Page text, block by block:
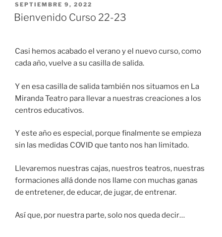
SEPTIEMBRE 9, 2022
Bienvenido Curso 22-23
Casi hemos acabado el verano y el nuevo curso, como
cada año, vuelve a su casilla de salida.
Y en esa casilla de salida también nos situamos en La
Miranda Teatro para llevar a nuestras creaciones a los
centros educativos.
Y este año es especial, porque finalmente se empieza
sin las medidas COVID que tanto nos han limitado.
Llevaremos nuestras cajas, nuestros teatros, nuestras
formaciones allá donde nos llame con muchas ganas
de entretener, de educar, de jugar, de entrenar.
Así que, por nuestra parte, solo nos queda decir…